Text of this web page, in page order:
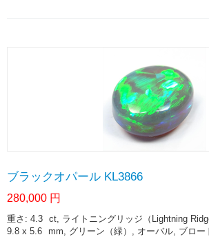
ブラックオパール KL3866
280,000 円
重さ: 4.3 ct, ライトニングリッジ（Lightning
9.8 x 5.6 mm, グリーン（緑）, オーバル, ブロ